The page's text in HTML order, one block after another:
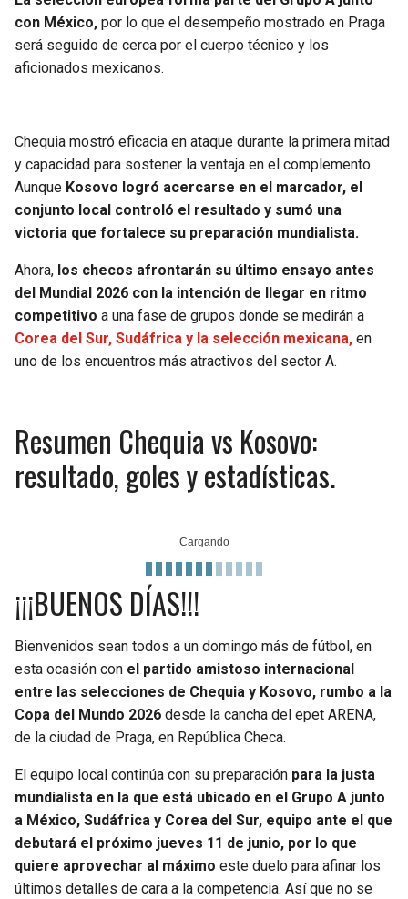
con México, por lo que el desempeño mostrado en Praga
será seguido de cerca por el cuerpo técnico y los
aficionados mexicanos.
Chequia mostró eficacia en ataque durante la primera mitad
y capacidad para sostener la ventaja en el complemento.
Aunque Kosovo logró acercarse en el marcador, el
conjunto local controló el resultado y sumó una
victoria que fortalece su preparación mundialista.
Ahora, los checos afrontarán su último ensayo antes
del Mundial 2026 con la intención de llegar en ritmo
competitivo a una fase de grupos donde se medirán a
Corea del Sur, Sudáfrica y la selección mexicana, en
uno de los encuentros más atractivos del sector A.
Resumen Chequia vs Kosovo:
resultado, goles y estadísticas.
¡¡¡BUENOS DÍAS!!!
Bienvenidos sean todos a un domingo más de fútbol, en
esta ocasión con el partido amistoso internacional
entre las selecciones de Chequia y Kosovo, rumbo a la
Copa del Mundo 2026 desde la cancha del epet ARENA,
de la ciudad de Praga, en República Checa.
El equipo local continúa con su preparación para la justa
mundialista en la que está ubicado en el Grupo A junto
a México, Sudáfrica y Corea del Sur, equipo ante el que
debutará el próximo jueves 11 de junio, por lo que
quiere aprovechar al máximo este duelo para afinar los
últimos detalles de cara a la competencia. Así que no se